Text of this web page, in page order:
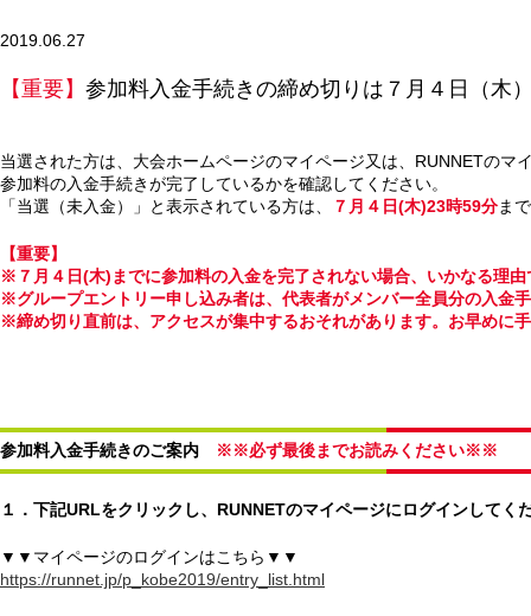
2019.06.27
【重要】 参加料入金手続きの締め切りは７月４日（木
当選された方は、大会ホームページのマイページ又は、RUNNETのマ
参加料の入金手続きが完了しているかを確認してください。
「当選（未入金）」と表示されている方は、
７月４日(木)23時59分ま
【重要】
※７月４日(木)までに参加料の入金を完了されない場合、いかなる理
※グループエントリー申し込み者は、代表者がメンバー全員分の入金
※締め切り直前は、アクセスが集中するおそれがあります。お早めに
参加料入金手続きのご案内 ※※必ず最後までお読みください※※
１．下記URLをクリックし、RUNNETのマイページにログインしてく
▼▼マイページのログインはこちら▼▼
https://runnet.jp/p_kobe2019/entry_list.html